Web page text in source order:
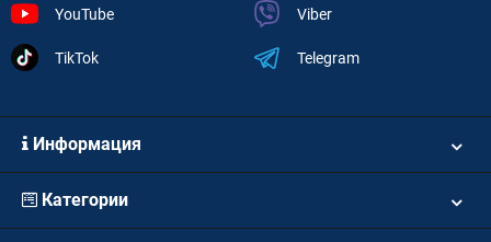
YouTube
TikTok
Viber
Telegram
Информация
Категории